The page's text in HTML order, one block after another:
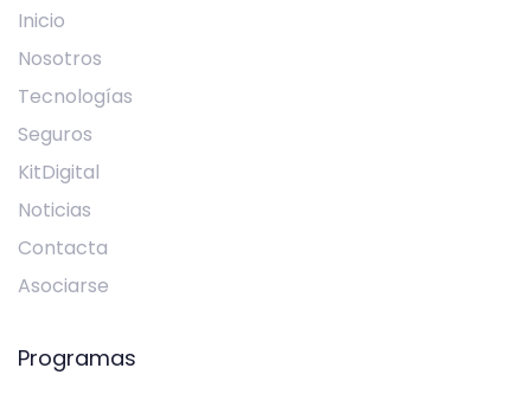
Inicio
Nosotros
Tecnologías
Seguros
KitDigital
Noticias
Contacta
Asociarse
Programas